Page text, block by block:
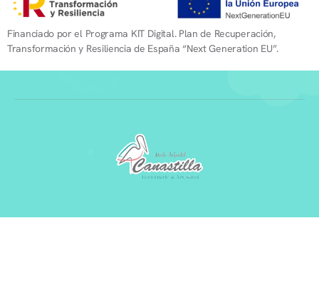
Financiado por el Programa KIT Digital. Plan de Recuperación,
Transformación y Resiliencia de España “Next Generation EU”.